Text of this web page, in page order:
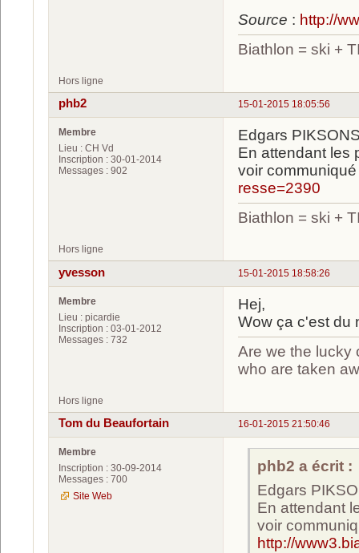
Source : http://
Biathlon = ski
Hors ligne
15-01-2015 18:05:56
phb2
Membre
Lieu : CH Vd
Inscription : 30-01-2014
Messages : 902
Edgars
En attendant les
voir
resse=2390
Biathlon = ski
Hors ligne
15-01-2015 18:58:26
yvesson
Membre
Lieu : picardie
Inscription : 03-01-2012
Messages : 732
Hej,
Wow ça c'est du
Are we the lucky
who are taken
Hors ligne
16-01-2015 21:50:46
Tom du Beaufortain
Membre
Inscription : 30-09-2014
Messages : 700
Site Web
phb2 a écrit :
Edgars
En attendant
voir
http://